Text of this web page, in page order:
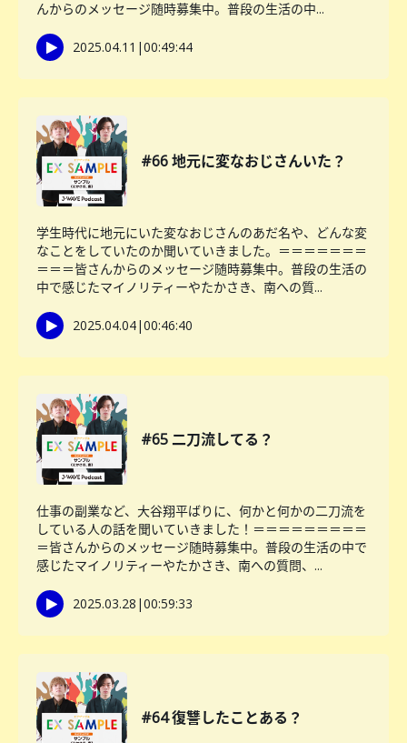
んからのメッセージ随時募集中。普段の生活の中...
2025.04.11 |00:49:44
#66 地元に変なおじさんいた？
学生時代に地元にいた変なおじさんのあだ名や、どんな変
なことをしていたのか聞いていきました。＝＝＝＝＝＝＝
＝＝＝皆さんからのメッセージ随時募集中。普段の生活の
中で感じたマイノリティーやたかさき、南への質...
2025.04.04|00:46:40
#65 二刀流してる？
仕事の副業など、大谷翔平ばりに、何かと何かの二刀流を
している人の話を聞いていきました！＝＝＝＝＝＝＝＝＝
＝皆さんからのメッセージ随時募集中。普段の生活の中で
感じたマイノリティーやたかさき、南への質問、...
2025.03.28 |00:59:33
#64 復讐したことある？